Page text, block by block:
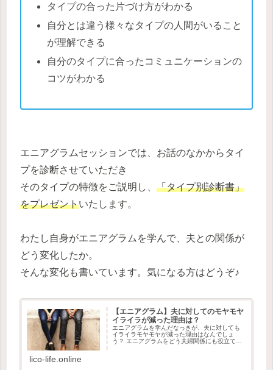
タイプの合った片づけ方がわかる
自分とは違う様々なタイプの人間がいること
が理解できる
自分のタイプに合ったコミュニケーションの
コツがわかる
エニアグラムセッションでは、お話のなかからタイ
プを診断させていただき
そのタイプの特徴をご説明し、 「タイプ別診断書」
をプレゼントいたします。
わたし自身がエニアグラムを学んで、夫との関係が
どう変化したか。
そんな変化も書いています。気になる方はどうぞ♪
【エニアグラム】夫に対してのモヤモヤ
イライラが減った理由は？
エニアグラムを学んだなっきが、夫に対しても
イライラモヤモヤが減った理由はなんでしょ
う？ エニアグラムをどう夫婦関係にも役立てて
lico-life.online